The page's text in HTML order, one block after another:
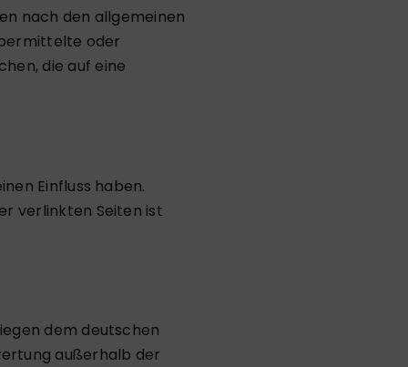
nach den allgemeinen
oder
die auf eine
Einfluss haben.
verlinkten Seiten ist
dem deutschen
außerhalb der